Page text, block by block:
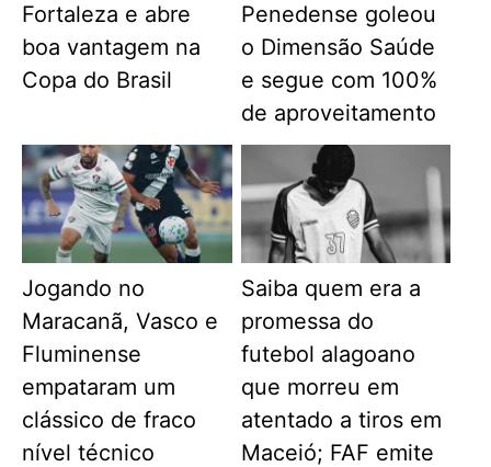
Fortaleza e abre
boa vantagem na
Copa do Brasil
Penedense goleou
o Dimensão Saúde
e segue com 100%
de aproveitamento
Jogando no
Maracanã, Vasco e
Fluminense
empataram um
clássico de fraco
nível técnico
Saiba quem era a
promessa do
futebol alagoano
que morreu em
atentado a tiros em
Maceió; FAF emite